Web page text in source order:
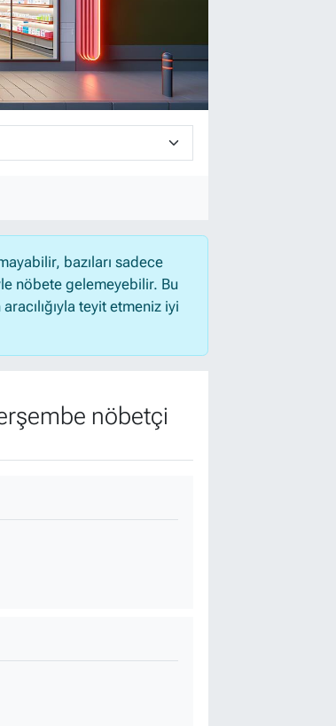
bazıları sadece
nöbete gelemeyebilir. Bu
teyit etmeniz iyi
nöbetçi